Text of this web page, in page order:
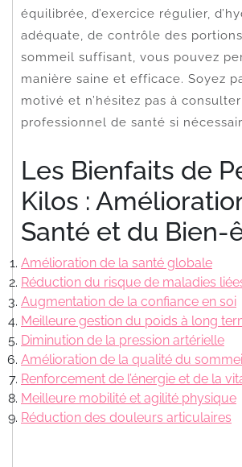
équilibrée, d’exercice régulier,
adéquate, de contrôle des portions
sommeil suffisant, vous pouvez
manière saine et efficace. Soyez
motivé et n’hésitez pas à
professionnel de santé si
Les Bienfaits de
Kilos :
Santé et du Bien-
Amélioration de la santé globale
Réduction du risque de maladies
Augmentation de la confiance en soi
Meilleure gestion du poids à long
Diminution de la pression artérielle
Amélioration de la qualité du
Renforcement de l’énergie et de la
Meilleure mobilité et agilité physique
Réduction des douleurs articulaires